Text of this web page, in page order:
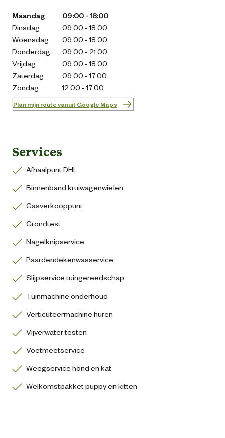
Maandag
09:00 - 18:00
Dinsdag
09:00 - 18:00
Woensdag
09:00 - 18:00
Donderdag
09:00 - 21:00
Vrijdag
09:00 - 18:00
Zaterdag
09:00 - 17:00
Zondag
12:00 - 17:00
Plan mijn route vanuit Google Maps
Services
Afhaalpunt DHL
Binnenband kruiwagenwielen
Gasverkooppunt
Grondtest
Nagelknipservice
Paardendekenwasservice
Slijpservice tuingereedschap
Tuinmachine onderhoud
Verticuteermachine huren
Vijverwater testen
Voetmeetservice
Weegservice hond en kat
Welkomstpakket puppy en kitten